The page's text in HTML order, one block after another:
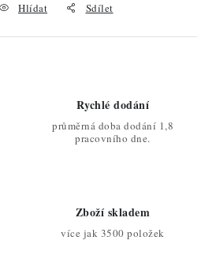
Hlídat Sdílet
Rychlé dodání
průměrná doba dodání 1,8
pracovního dne.
Zboží skladem
více jak 3500 položek